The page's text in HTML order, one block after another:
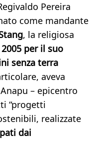
Pereira
come mandante
, la religiosa
per il suo
senza terra
aveva
– epicentro
“progetti
realizzate
dai